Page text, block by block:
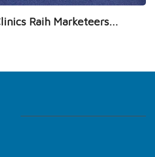
Raih Marketeers...